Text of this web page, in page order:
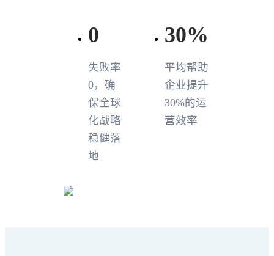
0
失败率
0，确
保全球
化战略
稳健落
地
30%
平均帮助
企业提升
30%的运
营效率